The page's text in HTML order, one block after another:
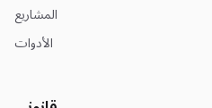
المشاريع
الأدوات